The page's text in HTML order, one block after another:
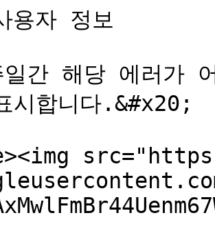
자 정보
간 해당 에러가
시합니다.&#x20;